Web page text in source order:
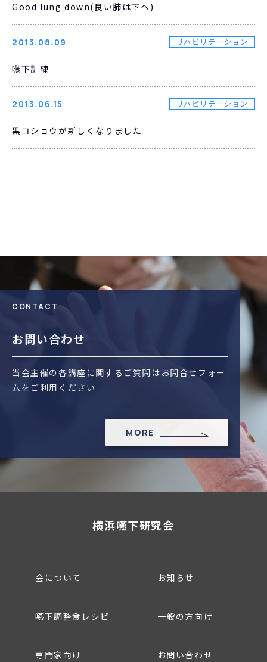
Good lung down(良い肺は下へ)
2013.08.09 リハビリテーション
嚥下訓練
2013.06.15 リハビリテーション
黒コショウが新しくなりました
CONTACT
お問い合わせ
当会主催の各講座に関するご質問はお問合せフォー
ムをご利用ください
MORE
横浜嚥下研究会
会について お知らせ
嚥下調整食レシピ 一般の方向け
専門家向け お問い合わせ